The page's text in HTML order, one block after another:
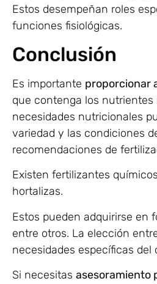
Estos desempeñan roles
funciones fisiológicas.
Conclusión
Es importante proporcionar
que contenga los nutrientes
necesidades nutricionales
variedad y las condiciones
recomendaciones de
Existen fertilizantes
hortalizas.
Estos pueden adquirirse en
entre otros. La elección
necesidades específicas del
Si necesitas asesoramiento